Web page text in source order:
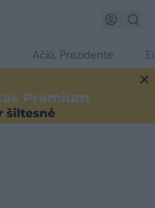
Ačiū, Prezidente